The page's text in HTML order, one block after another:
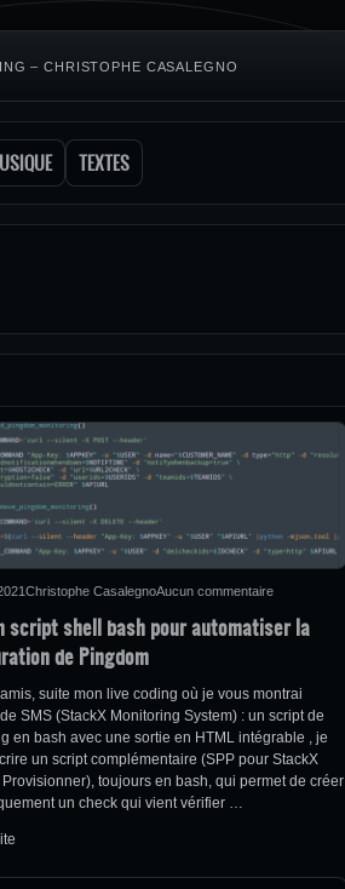
– CHRISTOPHE CASALEGNO
TEXTES
Christophe CasalegnoAucun commentaire
script shell bash pour automatiser la
de Pingdom
suite mon live coding où je vous montrai
SMS (StackX Monitoring System) : un script de
en bash avec une sortie en HTML intégrable , je
un script complémentaire (SPP pour StackX
toujours en bash, qui permet de créer
un check qui vient vérifier …